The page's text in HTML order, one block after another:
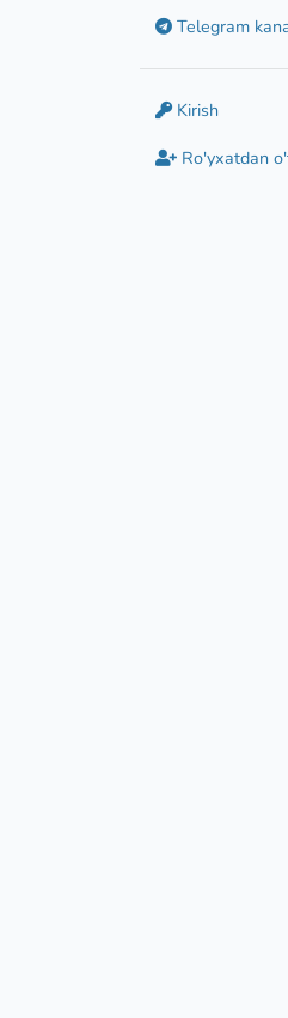
Telegram
Kirish
Ro'yxatdan